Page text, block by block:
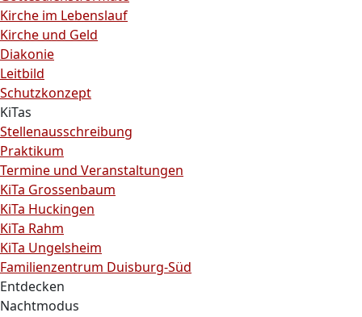
Kirche im Lebenslauf
Kirche und Geld
Diakonie
Leitbild
Schutzkonzept
KiTas
Stellenausschreibung
Praktikum
Termine und Veranstaltungen
KiTa Grossenbaum
KiTa Huckingen
KiTa Rahm
KiTa Ungelsheim
Familienzentrum Duisburg-Süd
Entdecken
Nachtmodus